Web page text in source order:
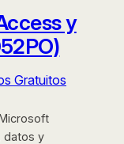
y
Gratuitos
datos y